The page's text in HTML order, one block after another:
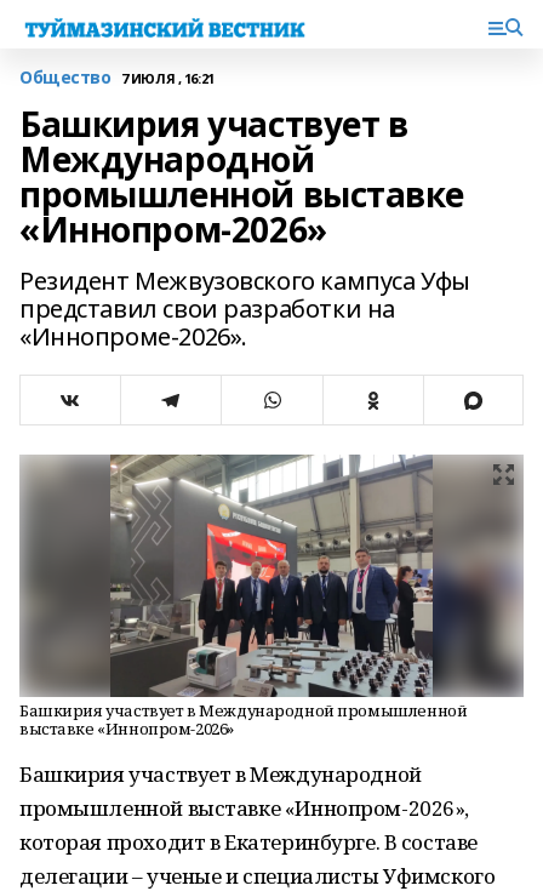
Общество 7 ИЮЛЯ , 16:21
Башкирия участвует в
Международной
промышленной выставке
«Иннопром-2026»
Резидент Межвузовского кампуса Уфы
представил свои разработки на
«Иннопроме-2026».
Башкирия участвует в Международной промышленной
выставке «Иннопром-2026»
Башкирия участвует в Международной
промышленной выставке «Иннопром-2026»,
которая проходит в Екатеринбурге. В составе
делегации – ученые и специалисты Уфимского